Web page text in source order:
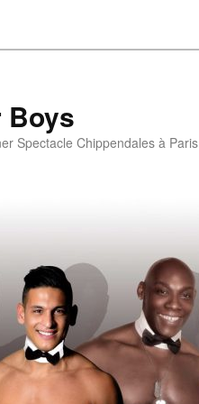
Boys
Spectacle Chippendales à Paris